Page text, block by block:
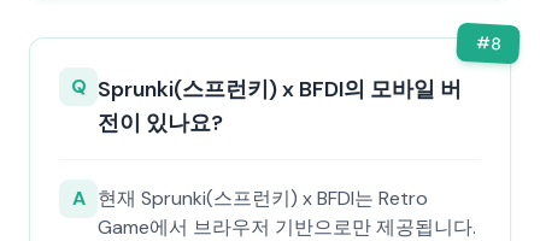
#8
Q Sprunki(스프런키) x BFDI의 모바일 버
전이 있나요?
A 현재 Sprunki(스프런키) x BFDI는 Retro
Game에서 브라우저 기반으로만 제공됩니다.